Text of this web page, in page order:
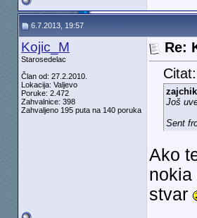
6.7.2013, 19:57
Kojic_M
Starosedelac
Član od: 27.2.2010.
Lokacija: Valjevo
Poruke: 2.472
Zahvalnice: 398
Zahvaljeno 195 puta na 140 poruka
Re:
Citat:
zajchik
Još
Sent
Ako
nokia
stvar